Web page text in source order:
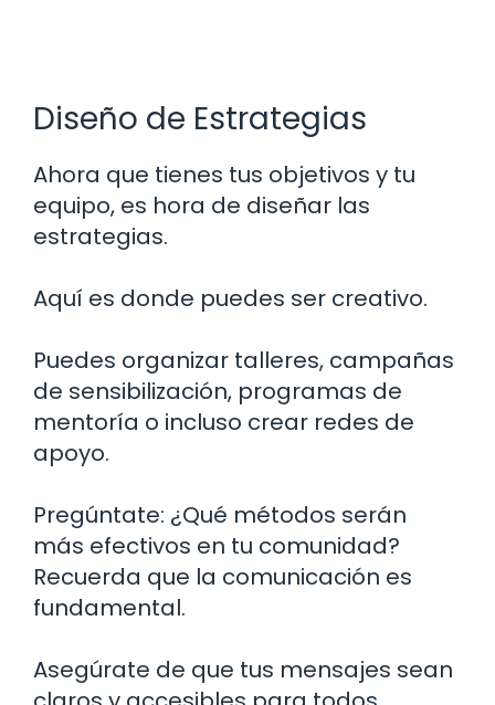
Diseño de Estrategias
Ahora que tienes tus objetivos y tu
equipo, es hora de diseñar las
estrategias.
Aquí es donde puedes ser creativo.
Puedes organizar talleres, campañas
de sensibilización, programas de
mentoría o incluso crear redes de
apoyo.
Pregúntate: ¿Qué métodos serán
más efectivos en tu comunidad?
Recuerda que la comunicación es
fundamental.
Asegúrate de que tus mensajes sean